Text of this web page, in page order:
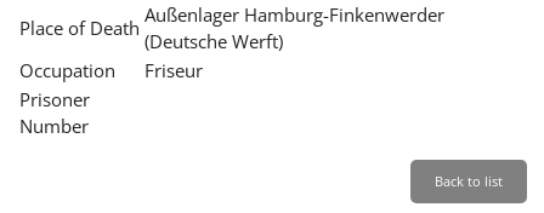
Leichte Sprache Back
Leichte
Gebärdensprache
Place of Death
Außenlager Hamburg-Finkenwerder
(Deutsche Werft)
Occupation
Friseur
Prisoner
Number
Back to list